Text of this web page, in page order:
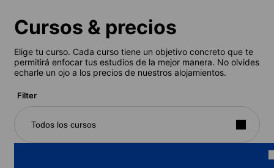
Cursos & precios
Elige tu curso. Cada curso tiene un objetivo concreto que te
permitirá enfocar tus estudios de la mejor manera. No olvides
echarle un ojo a los precios de nuestros alojamientos.
Filter
Todos los cursos